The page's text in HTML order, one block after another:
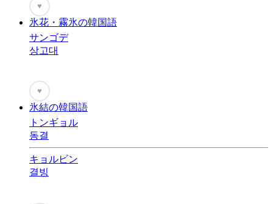
♥
氷花・霧氷の韓国語
サンゴデ
상고대
♥
氷結の韓国語
トンギョル
동결
キョルビン
결빙